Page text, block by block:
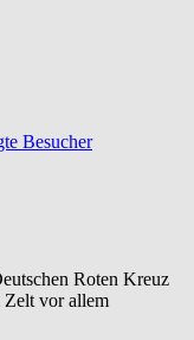
Besucher
Roten Kreuz
Zelt vor allem